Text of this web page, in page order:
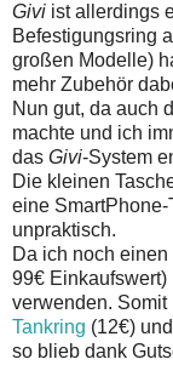
Givi ist allerdings
Befestigungsring
großen Modelle)
mehr Zubehör
Nun gut, da auch
machte und ich
das Givi-System
Die kleinen
eine
unpraktisch.
Da ich noch einen
99€
verwenden. Somit
Tankring (12€)
so blieb dank